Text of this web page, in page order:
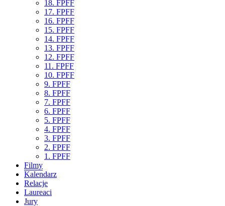
18. FPFF
17. FPFF
16. FPFF
15. FPFF
14. FPFF
13. FPFF
12. FPFF
11. FPFF
10. FPFF
9. FPFF
8. FPFF
7. FPFF
6. FPFF
5. FPFF
4. FPFF
3. FPFF
2. FPFF
1. FPFF
Filmy
Kalendarz
Relacje
Laureaci
Jury